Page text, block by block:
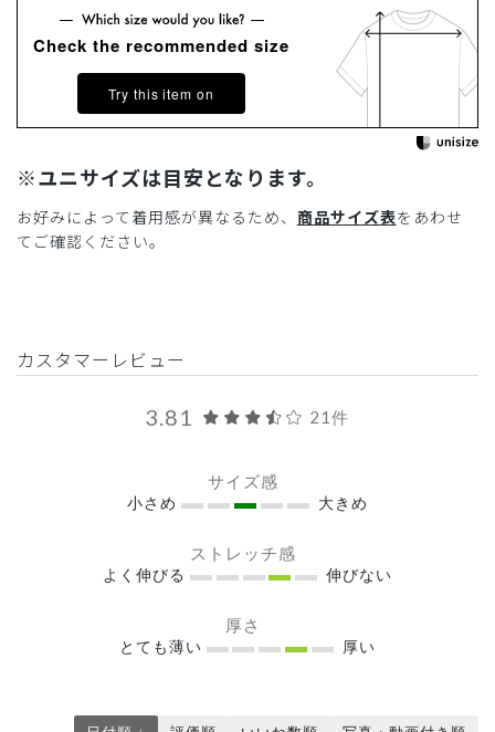
Check the recommended size
Try this item on
※ユニサイズは目安となります。
お好みによって着用感が異なるため、 商品サイズ表をあわせ
てご確認ください。
カスタマーレビュー
3.81 21件
サイズ感
小さめ 大きめ
ストレッチ感
よく伸びる 伸びない
厚さ
とても薄い 厚い